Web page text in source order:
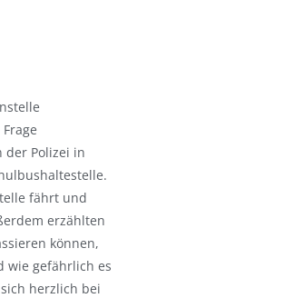
der Polizei in
fährt und
erzählten
können,
wie gefährlich es
herzlich bei